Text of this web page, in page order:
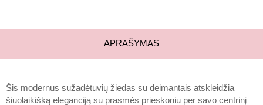
APRAŠYMAS
Šis modernus sužadėtuvių žiedas su deimantais atskleidžia
šiuolaikišką eleganciją su prasmės prieskoniu per savo centrinį